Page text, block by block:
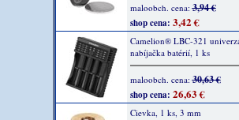
maloobch. cena:3,94 €
shop cena: 3,42 €
Camelion® LBC-321
nabíjačka batérií, 1 ks
maloobch. cena:30,63 €
shop cena: 26,63 €
Cievka, 1 ks, 3 mm